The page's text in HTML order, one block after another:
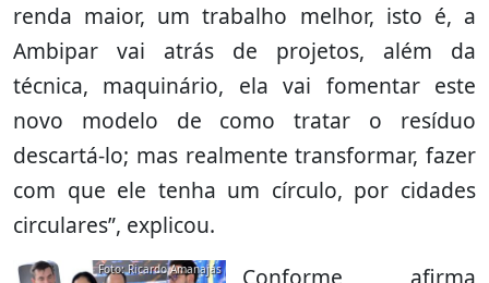
renda maior, um trabalho melhor, isto é, a
Ambipar vai atrás de projetos, além da
técnica, maquinário, ela vai fomentar este
novo modelo de como tratar o resíduo
descartá-lo; mas realmente transformar, fazer
com que ele tenha um círculo, por cidades
circulares”, explicou.
Foto: Ricardo Amanajás
Conforme afirma